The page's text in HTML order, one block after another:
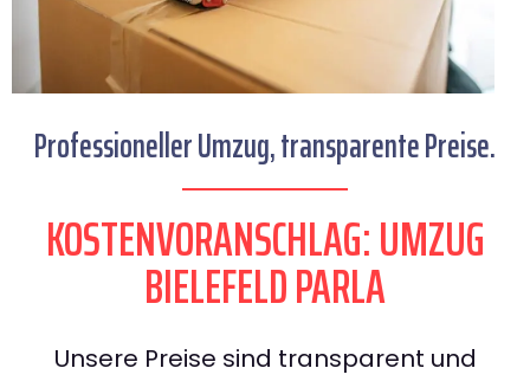
Professioneller Umzug, transparente Preise.
KOSTENVORANSCHLAG: UMZUG
BIELEFELD PARLA
Unsere Preise sind transparent und